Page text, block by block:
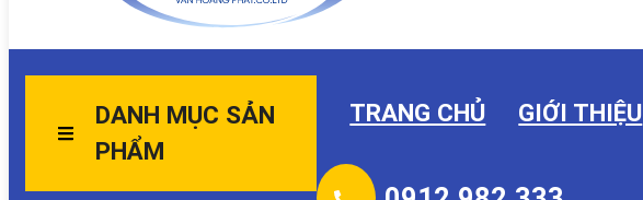
DANH MỤC SẢN
PHẨM
TRANG CHỦ GIỚI THIỆU